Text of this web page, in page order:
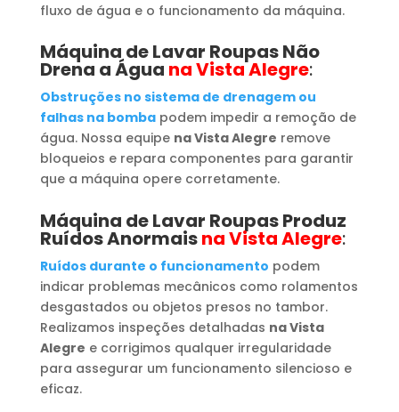
fluxo de água e o funcionamento da máquina.
Máquina de Lavar RoupasNão
Drena a Água na Vista Alegre:
Obstruções no sistema de drenagem ou
falhas na bombapodem impedir a remoção de
água. Nossa equipe na Vista Alegre remove
bloqueios e repara componentes para garantir
que a máquina opere corretamente.
Máquina de Lavar RoupasProduz
Ruídos Anormaisna Vista Alegre:
Ruídos durante o funcionamento podem
indicar problemas mecânicos como rolamentos
desgastados ou objetos presos no tambor.
Realizamos inspeções detalhadas na Vista
Alegre e corrigimos qualquer irregularidade
para assegurar um funcionamento silencioso e
eficaz.